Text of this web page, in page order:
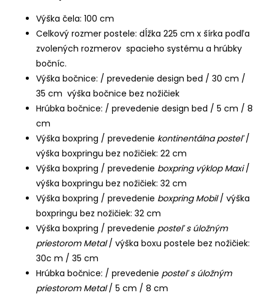
Výška čela: 100 cm
Celkový rozmer postele: dĺžka 225 cm x šírka podľa
zvolených rozmerov spacieho systému a hrúbky
bočníc.
Výška bočnice: / prevedenie design bed / 30 cm /
35 cm výška bočnice bez nožičiek
Hrúbka bočnice: / prevedenie design bed / 5 cm / 8
cm
Výška boxpring / prevedenie kontinentálna posteľ/
výška boxpringu bez nožičiek: 22 cm
Výška boxpring / prevedenie boxpring výklop Maxi/
výška boxpringu bez nožičiek: 32 cm
Výška boxpring / prevedenie boxpring Mobil/ výška
boxpringu bez nožičiek: 32 cm
Výška boxpring / prevedenie posteľ s úložným
priestorom Metal/ výška boxu postele bez nožičiek:
30c m / 35 cm
Hrúbka bočnice: / prevedenie posteľ s úložným
priestorom Metal/ 5 cm / 8 cm